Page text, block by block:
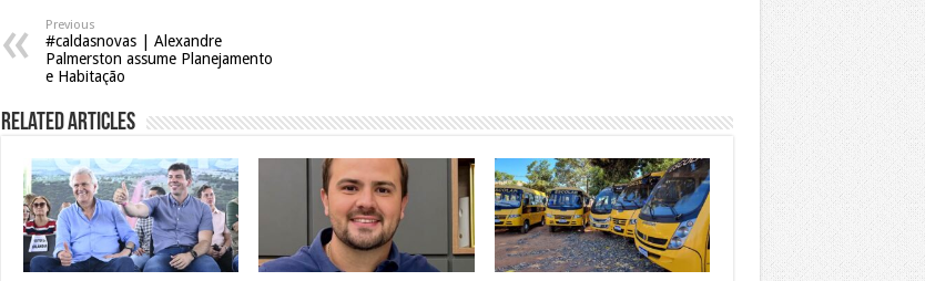
Previous
#caldasnovas | Alexandre
Palmerston assume Planejamento
e Habitação
Related Articles